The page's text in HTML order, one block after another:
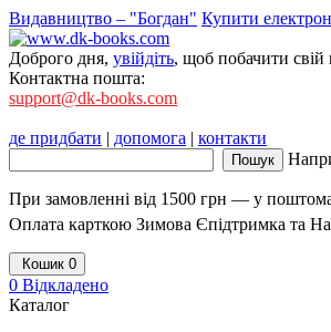
Видавництво – "Богдан" Купити
Доброго дня, увійдіть, щоб побачити свій
Контактна пошта:
support@dk-books.com
де придбати | допомога | контакти
При замовленні від 1500 грн — у
Оплата карткою Зимова Єпідтримка та
Кошик 0
0 Відкладено
Каталог